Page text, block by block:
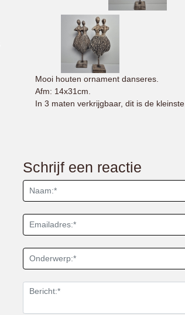
Mooi houten ornament danseres.
Afm: 14x31cm.
In 3 maten verkrijgbaar, dit is de kleinste.
Schrijf een reactie